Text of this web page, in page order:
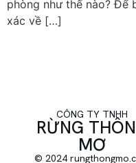
phòng như thế nào? Để
xác về […]
CÔNG TY TNHH
RỪNG
MƠ
© 2024